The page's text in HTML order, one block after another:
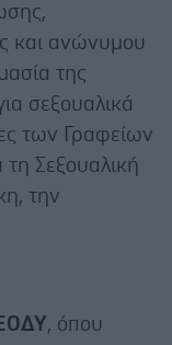
και ανώνυμου
της
σεξουαλικά
των Γραφείων
τη Σεξουαλική
την
, όπου